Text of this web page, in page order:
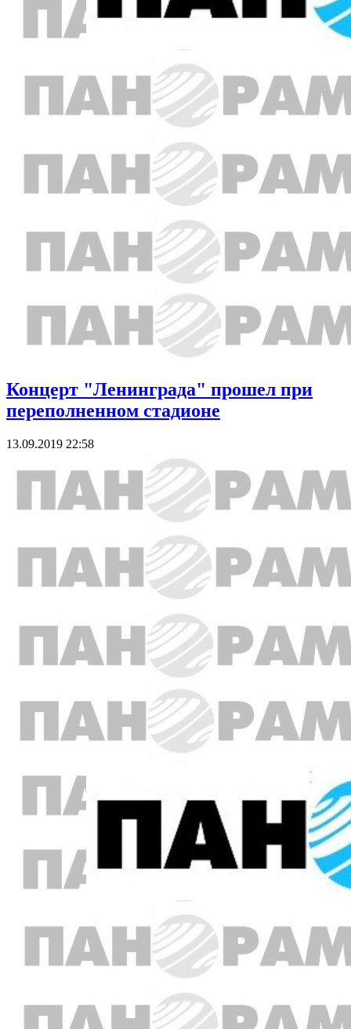
Концерт "Ленинграда" прошел при
переполненном стадионе
13.09.2019 22:58